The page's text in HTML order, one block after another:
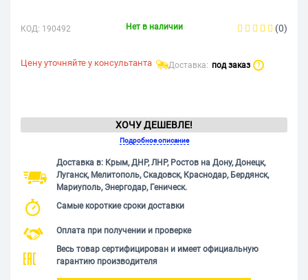
КОД: 190492 Нет в наличии (0)
Цену уточняйте у консультанта Доставка: под заказ ?
ХОЧУ ДЕШЕВЛЕ!
Подробное описание
Доставка в: Крым, ДНР, ЛНР, Ростов на Дону, Донецк,
Луганск, Мелитополь, Скадовск, Краснодар, Бердянск,
Мариуполь, Энергодар, Геническ.
Самые короткие сроки доставки
Оплата при получении и проверке
Весь товар сертифицирован и имеет официальную
гарантию производителя